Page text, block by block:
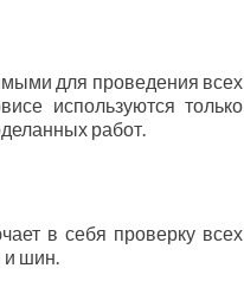
для проведения всех
используются только
работ.
в себя проверку всех
и шин.